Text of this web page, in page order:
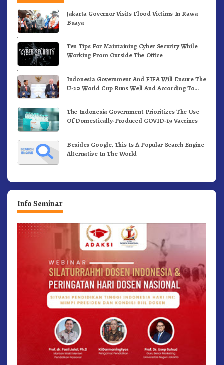
Jakarta Governor Visits Flood Victims In Rawa
Buaya
Ten Tips For Maintaining Cyber Security While
Working From Outside The Office
Indonesia Government And FIFA Will Ensure The
U-20 World Cup Runs Well And According To
The Indonesia Government Prioritizes The Use
Of Domestically-Produced COVID-19 Vaccines
Besides Google, This Is A Popular Search Engine
Alternative In The World
Info Seminar